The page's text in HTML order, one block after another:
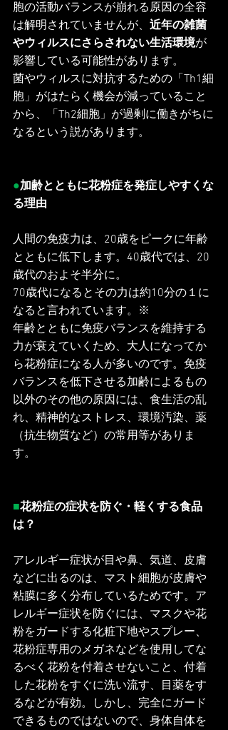
胞の活動バランスが崩れる原因の全容
は解明されていませんが、 近年の雑菌
やウィルスにさらされない生活環境が
影響している可能性があります。
菌やウィルスに対抗するための「Th1細
胞」がはたらく機会が減っていること
から、「Th2細胞」が過剰に働きがちに
なるという説があります。
●加齢とともに花粉症を発症しやすくな
る理由
人間の免疫力は、20歳をピークに年齢
とともに低下します。40歳代では、20
歳代のおよそ半分に。
70歳代になるとその力は約10分の１に
なると言われています。※
年齢とともに免疫バランスを維持する
力が衰えていくため、大人になってか
ら花粉症になる人が多いのです。免疫
バランスを低下させる加齢によるもの
以外のその他の原因には、食生活の乱
れ、精神的なストレス、環境汚染、薬
（抗生物質など）の常用等がありま
す。
■花粉症の症状を防ぐ・軽くする食品
は？
アレルギー症状が目や鼻、気道、皮膚
などに出るのは、マスト細胞が皮膚や
粘膜に多く分布しているためです。ア
レルギー症状を防ぐには、マスクや花
粉をガードする化粧下地やスプレー、
花粉症専用のメガネなどを使用してな
るべく花粉を付着させないこと、付着
した花粉をすぐに洗い流す、目薬をす
るなどが有効。しかし、完全にガード
できるものではないので、身体自体を